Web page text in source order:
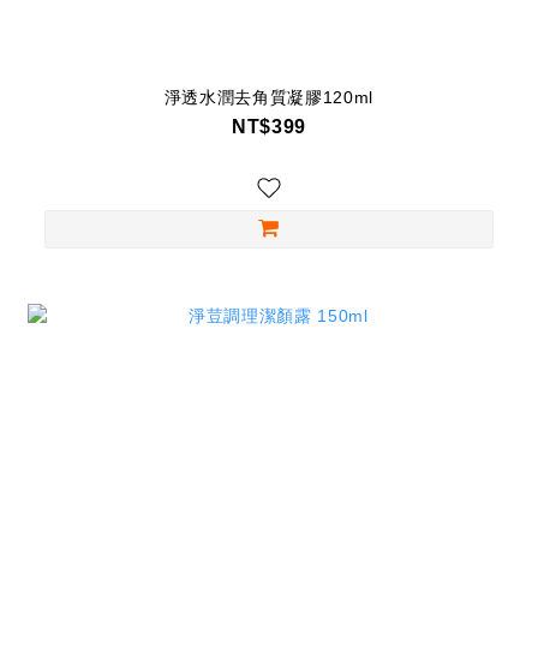
淨透水潤去角質凝膠120ml
NT$399